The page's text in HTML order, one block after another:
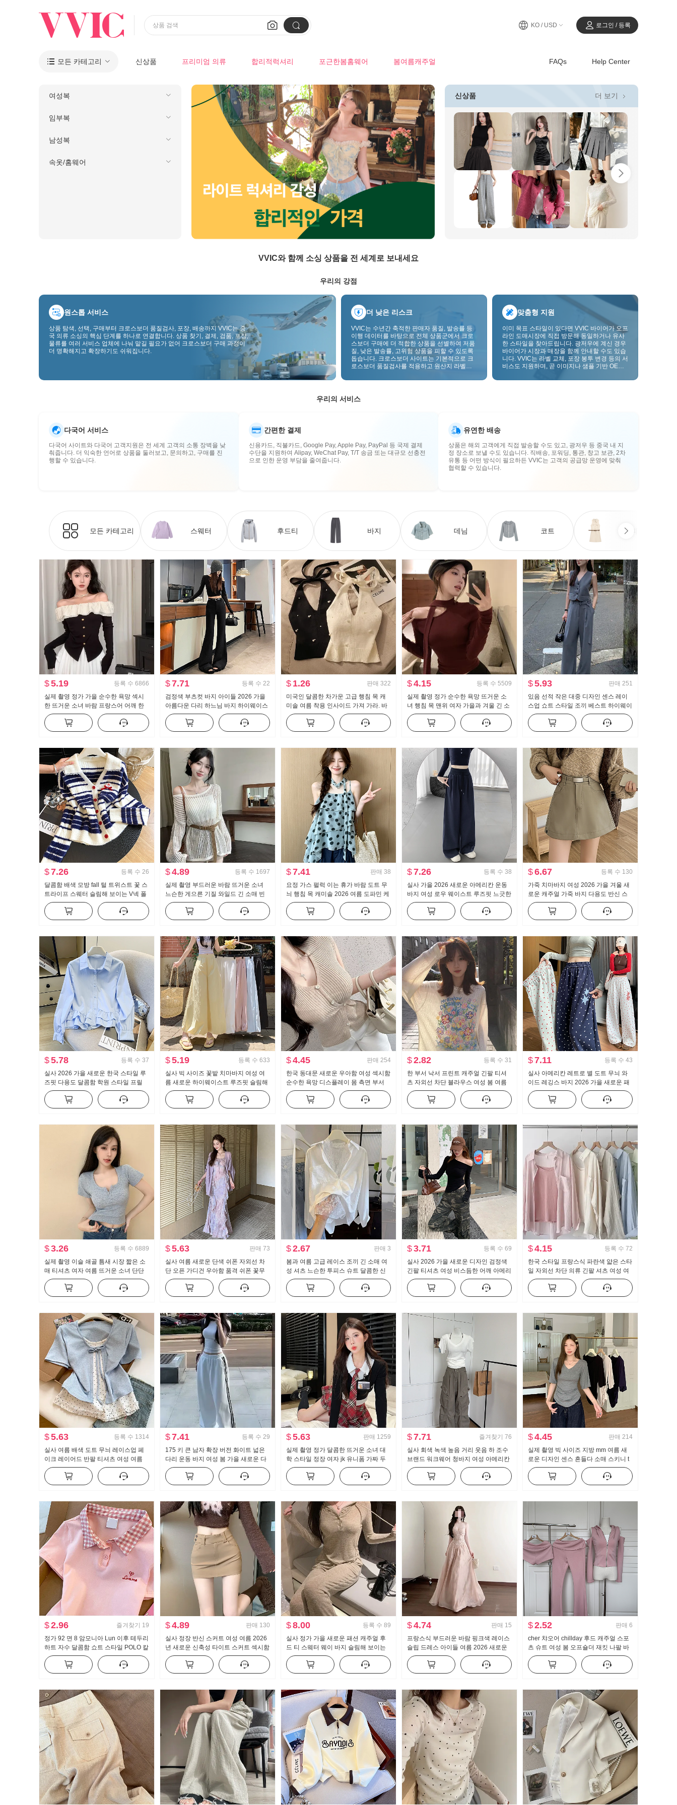
 
상품 검색 KO / USD 로그인 / 등록
 모든 카테고리 신상품 프리미엄 의류 합리적럭셔리 포근한봄홈웨어 봄여름캐주얼 FAQs Help Center
여성복
임부복
남성복
속옷/홈웨어
신상품 더 보기 
VVIC와 함께 소싱 상품을 전 세계로 보내세요
우리의 강점
원스톱 서비스
상품 탐색, 선택, 구매부터 크로스보더 품질검사, 포장, 배송까지 VVIC는 중
국 의류 소싱의 핵심 단계를 하나로 연결합니다. 상품 찾기, 결제, 검품, 포장,
물류를 여러 서비스 업체에 나눠 맡길 필요가 없어 크로스보더 구매 과정이
더 명확해지고 확장하기도 쉬워집니다.
더 낮은 리스크
VVIC는 수년간 축적한 판매자 품질, 발송률 등
이행 데이터를 바탕으로 전체 상품군에서 크로
스보더 구매에 더 적합한 상품을 선별하여 저품
질, 낮은 발송률, 고위험 상품을 피할 수 있도록
돕습니다. 크로스보더 사이트는 기본적으로 크
로스보더 품질검사를 적용하고 원산지 라벨을
낮춥니다.
맞춤형 지원
이미 목표 스타일이 있다면 VVIC 바이어가 오프
라인 도매시장에 직접 방문해 동일하거나 유사
한 스타일을 찾아드립니다. 광저우에 계신 경우
바이어가 시장과 매장을 함께 안내할 수도 있습
니다. VVIC는 라벨 교체, 포장 봉투 변경 등의 서
비스도 지원하며, 곧 이미지나 샘플 기반 OEM
를 비즈니스에 더 잘 맞는 공급망 역량으로 전환
우리의 서비스
다국어 서비스
다국어 사이트와 다국어 고객지원은 전 세계 고객의 소통 장벽을 낮
춰줍니다. 더 익숙한 언어로 상품을 둘러보고, 문의하고, 구매를 진
행할 수 있습니다.
간편한 결제
신용카드, 직불카드, Google Pay, Apple Pay, PayPal 등 국제 결제
수단을 지원하여 Alipay, WeChat Pay, T/T 송금 또는 대규모 선충전
으로 인한 운영 부담을 줄여줍니다.
유연한 배송
상품은 해외 고객에게 직접 발송할 수도 있고, 광저우 등 중국 내 지
정 장소로 보낼 수도 있습니다. 직배송, 포워딩, 통관, 창고 보관, 2차
유통 등 어떤 방식이 필요하든 VVIC는 고객의 공급망 운영에 맞춰
협력할 수 있습니다.
모든 카테고리 스웨터 후드티 바지 데님 코트 원피스
$5.19 등록 수 6866
실제 촬영 정가 가을 순수한 욕망 섹시
한 뜨거운 소녀 바람 프랑스어 어깨 한
개 긴 소매 티셔츠 여자 프릴 허리 맨위
$7.71 등록 수 22
검정색 부츠컷 바지 아이들 2026 가을
아름다운 다리 하느님 바지 하이웨이스
트 수퍼 모델 바지 몸매 가꾸기 신축성
캐주얼 나팔 슬랙스
$ 1.26 판매 322
미국인 달콤한 차가운 고급 행침 목 캐
미솔 여름 착용 인사이드 가져 가라. 바
지를 입는 셔츠 뜨거운 소녀 뜨개질 튜
브 톱 맨위
$4.15 등록 수 5509
실제 촬영 정가 순수한 욕망 뜨거운 소
녀 행침 목 맨위 여자 가을과 겨울 긴 소
매 티셔츠 고급 센스 디스플레이 몸 인
사이드 가져 가라. 바지를 입는 셔츠
$5.93 판매 251
있음 선적 작은 대중 디자인 센스 레이
스업 쇼트 스타일 조끼 베스트 하이웨이
스트 도루 센스 넓은 다리 캐주얼 바지
세트
$7.26 등록 수 26
달콤함 배색 모방 fall 털 트위스트 꽃 스
트라이프 스웨터 슬림해 보이는 V넥 폴
로 칼라 레이스 니트 오픈 가디건
$4.89 등록 수 1697
실제 촬영 부드러운 바람 뜨거운 소녀
느슨한 게으른 기질 와일드 긴 소매 빈
뜨개질 블라우스 캐미솔
$7.41 판매 38
요정 가스 펄럭 이는 휴가 바람 도트 무
늬 행침 목 캐미솔 2026 여름 도파민 케
이크 퍼프 인형 셔츠 맨위
$7.26 등록 수 38
실사 가을 2026 새로운 아메리칸 운동
바지 여성 로우 웨이스트 루즈핏 느긋한
넓은 다리 캐주얼 웨이 바지 와이드 레
그 팬츠 어린이
$6.67 등록 수 130
가죽 치마바지 여성 2026 가을 겨울 새
로운 캐주얼 가죽 바지 다용도 반신 스
커트 PU 가죽 미니 스커트 하이웨이스
트 한 마디 치마바지
$5.78 등록 수 37
실사 2026 가을 새로운 한국 스타일 루
즈핏 다용도 달콤함 학원 스타일 프릴
긴팔 셔츠 여성 셔츠
$5.19 등록 수 633
실사 빅 사이즈 꽃밭 치마바지 여성 여
름 새로운 하이웨이스트 루즈핏 슬림해
보이는 도루 센스 배기 바지 캐주얼 와
이드 레그 팬츠
$4.45 판매 254
한국 동대문 새로운 우아함 여성 섹시함
순수한 욕망 디스플레이 몸 측면 부서
버클 반팔 니트 티셔츠 맨위
$2.82 등록 수 31
한 부서 낙서 프린트 캐주얼 긴팔 티셔
츠 자외선 차단 블라우스 여성 봄 여름
루즈핏 느긋한 차가운 센스 라운드 넥
맨위
$7.11 등록 수 43
실사 아메리칸 레트로 별 도트 무늬 와
이드 레깅스 바지 2026 가을 새로운 패
션 루즈핏 슬림해 보이는 캐주얼 바지
$3.26 등록 수 6889
실제 촬영 이슬 쇄골 틈새 시장 짧은 소
매 티셔츠 여자 여름 뜨거운 소녀 단단
한 새로운 버튼 디자인 센스 짧은 단락
맨위
$5.63 판매 73
실사 여름 새로운 단색 쉬폰 자외선 차
단 오픈 가디건 우아함 품격 쉬폰 꽃무
늬 여성 드레스 투피스 세트
$2.67 판매 3
봄과 여름 고급 레이스 조끼 긴 소매 여
성 셔츠 느슨한 투피스 슈트 달콤한 신
선한
$3.71 등록 수 69
실사 2026 가을 새로운 디자인 검정색
긴팔 티셔츠 여성 비스듬한 어깨 아메리
칸 핫걸 오프숄더 오프숄더 맨위
$4.15 등록 수 72
한국 스타일 프랑스식 파란색 얇은 스타
일 자외선 차단 의류 긴팔 셔츠 여성 여
름 드레스 루즈핏 캐주얼 느긋한 긴팔
싱글 셔츠
$5.63 등록 수 1314
실사 여름 배색 도트 무늬 레이스업 페
이크 레이어드 반팔 티셔츠 여성 여름
새로운 달콤한 스타일 작은 대중 맨위
$7.41 등록 수 29
175 키 큰 남자 확장 버전 화이트 넓은
다리 운동 바지 여성 봄 가을 새로운 다
용도 스트라이프 캐주얼 바닥 청소 바지
$5.63 판매 1259
실제 촬영 정가 달콤한 뜨거운 소녀 대
학 스타일 정장 여자 jk 유니폼 가짜 두
조각 순수한 욕망 맨위 하프 바디 퀼로
트 2 피스 세트
$7.71 즐겨찾기 76
실사 회색 녹색 높음 거리 웃음 하 조수
브랜드 워크웨어 청바지 여성 아메리칸
레트로 루즈핏 바닥 청소 캐주얼 바지
$4.45 판매 214
실제 촬영 빅 사이즈 지방 mm 여름 새
로운 디자인 센스 흔들다 소매 스키니 t
캐주얼 슬림해 보이는 몸매 가꾸기 만나
는 맨위
$2.96 즐겨찾기 19
정가 92 면 8 암모니아 Lun 이후 테두리
하트 자수 달콤함 쇼트 스타일 POLO 칼
라 티셔츠 몸매 가꾸기 작은 키 트렌디
$4.89 판매 130
실사 정장 반신 스커트 여성 여름 2026
년 새로운 신축성 타이트 스커트 섹시함
핫걸 하이웨이스트 한 마디 미니 스커트
$8.00 등록 수 89
실사 정가 가을 새로운 패션 캐주얼 후
드 티 스웨터 웨이 바지 슬림해 보이는
세트 스포츠 슈트 여성 트렌디
$4.74 판매 15
프랑스식 부드러운 바람 핑크색 레이스
슬립 드레스 아이들 여름 2026 새로운
해변가 휴가 품격 롱 스커트
$2.52 판매 6
cher 챠오어 chillday 후드 캐주얼 스포
츠 슈트 여성 봄 오프숄더 재킷 나팔 바
지 3종 세트